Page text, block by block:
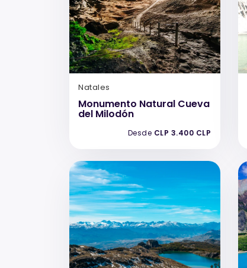
Natales
Monumento Natural Cueva
del Milodón
Desde CLP 3.400 CLP